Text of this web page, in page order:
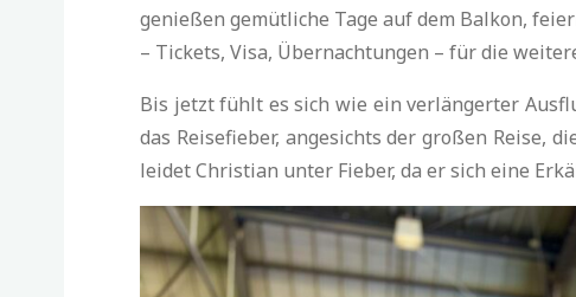
genießen gemütliche Tage auf dem Balkon,
– Tickets, Visa, Übernachtungen – für die
Bis jetzt fühlt es sich wie ein verlängerter
das Reisefieber, angesichts der großen Reise,
leidet Christian unter Fieber, da er sich eine